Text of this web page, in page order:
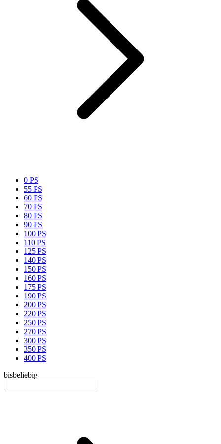
0 PS
55 PS
60 PS
70 PS
80 PS
90 PS
100 PS
110 PS
125 PS
140 PS
150 PS
160 PS
175 PS
190 PS
200 PS
220 PS
250 PS
270 PS
300 PS
350 PS
400 PS
bisbeliebig